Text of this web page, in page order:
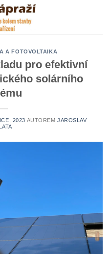
A FOTOVOLTAIKA
pro efektivní
solárního
2023 AUTOREMJAROSLAV